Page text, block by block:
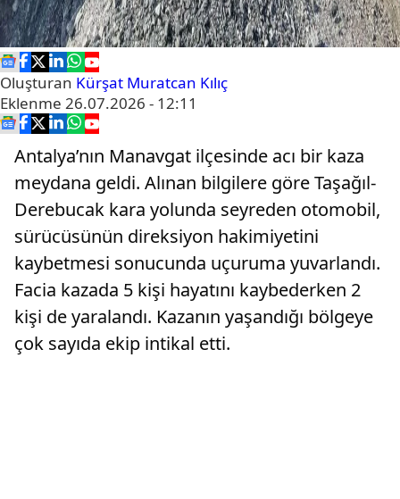
Oluşturan Kürşat Muratcan Kılıç
Eklenme 26.07.2026 - 12:11
Antalya’nın Manavgat ilçesinde acı bir kaza
meydana geldi. Alınan bilgilere göre Taşağıl-
Derebucak kara yolunda seyreden otomobil,
sürücüsünün direksiyon hakimiyetini
kaybetmesi sonucunda uçuruma yuvarlandı.
Facia kazada 5 kişi hayatını kaybederken 2
kişi de yaralandı. Kazanın yaşandığı bölgeye
çok sayıda ekip intikal etti.